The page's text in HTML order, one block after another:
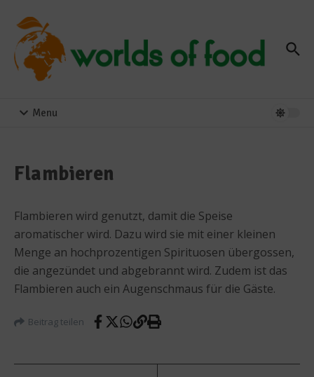
Menu
Flambieren
Flambieren wird genutzt, damit die Speise
aromatischer wird. Dazu wird sie mit einer kleinen
Menge an hochprozentigen Spirituosen übergossen,
die angezündet und abgebrannt wird. Zudem ist das
Flambieren auch ein Augenschmaus für die Gäste.
Beitrag teilen